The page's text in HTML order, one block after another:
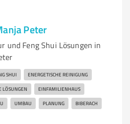
Peter
und Feng Shui Lösungen in
SHUI ENERGETISCHE REINIGUNG
LÖSUNGEN EINFAMILIENHAUS
UMBAU PLANUNG BIBERACH